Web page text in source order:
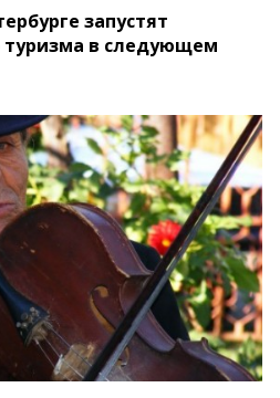
запустят
туризма в следующем